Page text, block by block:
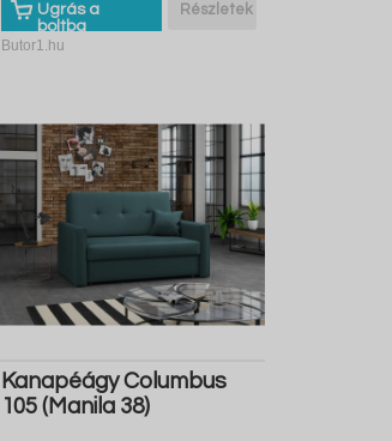
Ugrás a
boltba
Részletek
Butor1.hu
Kanapéágy Columbus
105 (Manila 38)